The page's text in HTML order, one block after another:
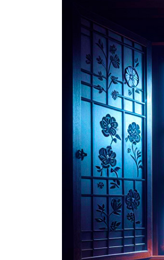
Hit enter to search or ESC